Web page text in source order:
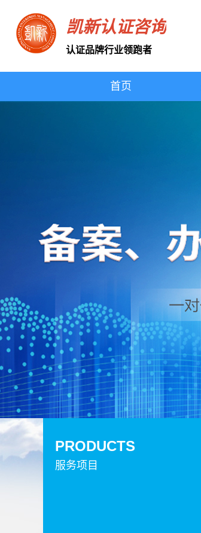
凯新认证咨询
认证品牌行业领跑者
首页
服务项目
PRODUCTS